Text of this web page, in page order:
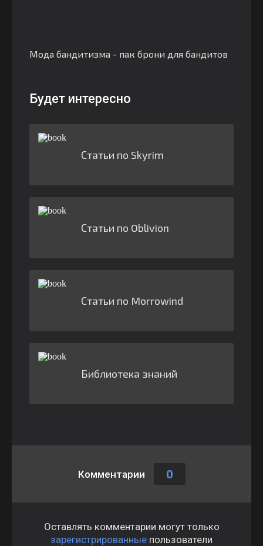
Мода бандитизма - пак брони для бандитов
Будет интересно
Статьи по Skyrim
Статьи по Oblivion
Статьи по Morrowind
Библиотека знаний
Комментарии 0
Оставлять комментарии могут только
зарегистрированные пользователи